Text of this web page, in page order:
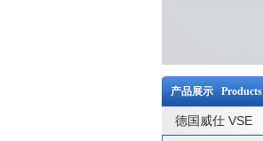
产品展示 Products
德国威仕 VSE